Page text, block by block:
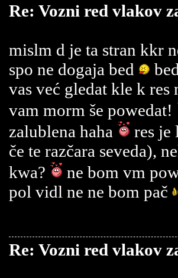
Re: Vozni red vlakov
mislm d je ta stran kkr
spo ne dogaja bed
vas već gledat kle k res
vam morm še powedat!
zalublena haha
res je
če te razčara seveda),
kwa?
ne bom vm
pol vidl ne ne bom pač
Re: Vozni red vlakov